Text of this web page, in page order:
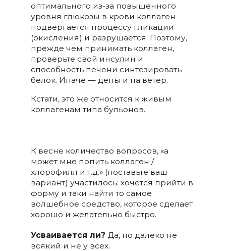
оптимального из-за повышенного
уровня глюкозы в крови коллаген
подвергается процессу гликации
(окисления) и разрушается. Поэтому,
прежде чем принимать коллаген,
проверьте свой инсулин и
способность печени синтезировать
белок. Иначе — деньги на ветер.
Кстати, это же относится к живым
коллагенам типа бульонов.
К весне количество вопросов, «а
может мне попить коллаген /
хлорофилл и т.д.» (поставьте ваш
вариант) участилось: хочется прийти в
форму и таки найти то самое
волшебное средство, которое сделает
хорошо и желательно быстро.
Усваивается ли? Да, но далеко не
всякий и не у всех.